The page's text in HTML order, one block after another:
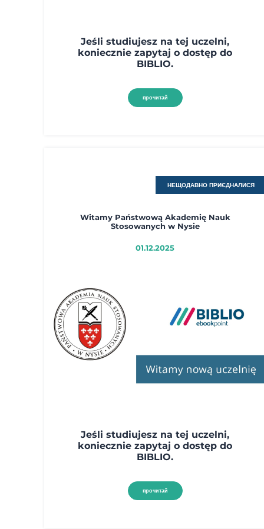
Jeśli studiujesz na tej uczelni,
koniecznie zapytaj o dostęp do
BIBLIO.
прочитай
НЕЩОДАВНО ПРИЄДНАЛИСЯ
Witamy Państwową Akademię Nauk
Stosowanych w Nysie
01.12.2025
Jeśli studiujesz na tej uczelni,
koniecznie zapytaj o dostęp do
BIBLIO.
прочитай